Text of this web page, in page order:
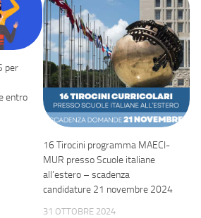
per
entro
16 Tirocini programma MAECI-
MUR presso Scuole italiane
all’estero – scadenza
candidature 21 novembre 2024
31 OTTOBRE 2024